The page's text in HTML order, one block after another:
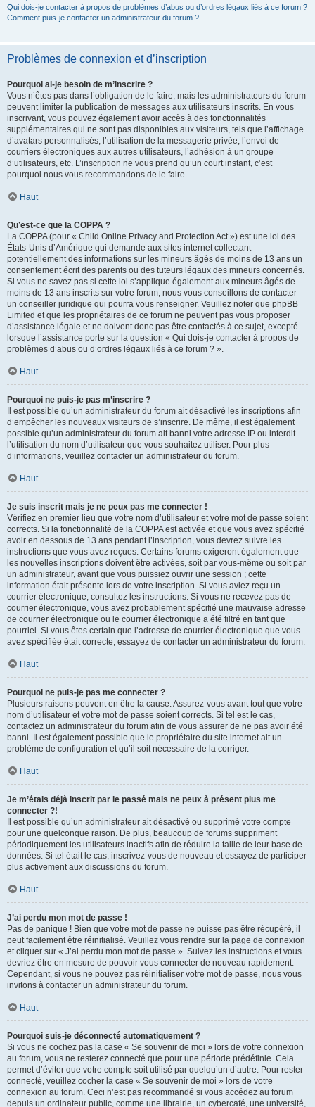
Qui dois-je contacter à propos de problèmes d’abus ou d’ordres légaux liés à ce forum ?
Comment puis-je contacter un administrateur du forum ?
Problèmes de connexion et d’inscription
Pourquoi ai-je besoin de m’inscrire ?
Vous n’êtes pas dans l’obligation de le faire, mais les administrateurs du forum
peuvent limiter la publication de messages aux utilisateurs inscrits. En vous
inscrivant, vous pouvez également avoir accès à des fonctionnalités
supplémentaires qui ne sont pas disponibles aux visiteurs, tels que l’affichage
d’avatars personnalisés, l’utilisation de la messagerie privée, l’envoi de
courriers électroniques aux autres utilisateurs, l’adhésion à un groupe
d’utilisateurs, etc. L’inscription ne vous prend qu’un court instant, c’est
pourquoi nous vous recommandons de le faire.
Haut
Qu’est-ce que la COPPA ?
La COPPA (pour « Child Online Privacy and Protection Act ») est une loi des
États-Unis d’Amérique qui demande aux sites internet collectant
potentiellement des informations sur les mineurs âgés de moins de 13 ans un
consentement écrit des parents ou des tuteurs légaux des mineurs concernés.
Si vous ne savez pas si cette loi s’applique également aux mineurs âgés de
moins de 13 ans inscrits sur votre forum, nous vous conseillons de contacter
un conseiller juridique qui pourra vous renseigner. Veuillez noter que phpBB
Limited et que les propriétaires de ce forum ne peuvent pas vous proposer
d’assistance légale et ne doivent donc pas être contactés à ce sujet, excepté
lorsque l’assistance porte sur la question « Qui dois-je contacter à propos de
problèmes d’abus ou d’ordres légaux liés à ce forum ? ».
Haut
Pourquoi ne puis-je pas m’inscrire ?
Il est possible qu’un administrateur du forum ait désactivé les inscriptions afin
d’empêcher les nouveaux visiteurs de s’inscrire. De même, il est également
possible qu’un administrateur du forum ait banni votre adresse IP ou interdit
l’utilisation du nom d’utilisateur que vous souhaitez utiliser. Pour plus
d’informations, veuillez contacter un administrateur du forum.
Haut
Je suis inscrit mais je ne peux pas me connecter !
Vérifiez en premier lieu que votre nom d’utilisateur et votre mot de passe soient
corrects. Si la fonctionnalité de la COPPA est activée et que vous avez spécifié
avoir en dessous de 13 ans pendant l’inscription, vous devrez suivre les
instructions que vous avez reçues. Certains forums exigeront également que
les nouvelles inscriptions doivent être activées, soit par vous-même ou soit par
un administrateur, avant que vous puissiez ouvrir une session ; cette
information était présente lors de votre inscription. Si vous aviez reçu un
courrier électronique, consultez les instructions. Si vous ne recevez pas de
courrier électronique, vous avez probablement spécifié une mauvaise adresse
de courrier électronique ou le courrier électronique a été filtré en tant que
pourriel. Si vous êtes certain que l’adresse de courrier électronique que vous
avez spécifiée était correcte, essayez de contacter un administrateur du forum.
Haut
Pourquoi ne puis-je pas me connecter ?
Plusieurs raisons peuvent en être la cause. Assurez-vous avant tout que votre
nom d’utilisateur et votre mot de passe soient corrects. Si tel est le cas,
contactez un administrateur du forum afin de vous assurer de ne pas avoir été
banni. Il est également possible que le propriétaire du site internet ait un
problème de configuration et qu’il soit nécessaire de la corriger.
Haut
Je m’étais déjà inscrit par le passé mais ne peux à présent plus me
connecter ?!
Il est possible qu’un administrateur ait désactivé ou supprimé votre compte
pour une quelconque raison. De plus, beaucoup de forums suppriment
périodiquement les utilisateurs inactifs afin de réduire la taille de leur base de
données. Si tel était le cas, inscrivez-vous de nouveau et essayez de participer
plus activement aux discussions du forum.
Haut
J’ai perdu mon mot de passe !
Pas de panique ! Bien que votre mot de passe ne puisse pas être récupéré, il
peut facilement être réinitialisé. Veuillez vous rendre sur la page de connexion
et cliquer sur « J’ai perdu mon mot de passe ». Suivez les instructions et vous
devriez être en mesure de pouvoir vous connecter de nouveau rapidement.
Cependant, si vous ne pouvez pas réinitialiser votre mot de passe, nous vous
invitons à contacter un administrateur du forum.
Haut
Pourquoi suis-je déconnecté automatiquement ?
Si vous ne cochez pas la case « Se souvenir de moi » lors de votre connexion
au forum, vous ne resterez connecté que pour une période prédéfinie. Cela
permet d’éviter que votre compte soit utilisé par quelqu’un d’autre. Pour rester
connecté, veuillez cocher la case « Se souvenir de moi » lors de votre
connexion au forum. Ceci n’est pas recommandé si vous accédez au forum
depuis un ordinateur public, comme une librairie, un cybercafé, une université,